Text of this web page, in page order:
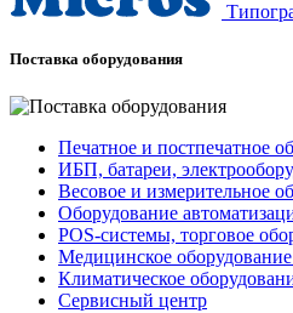
Поставка оборудования
Печатное и постпечатное
ИБП, батареи,
Весовое и измерительное
Оборудование
POS-системы, торговое
Медицинское
Климатическое
Сервисный центр